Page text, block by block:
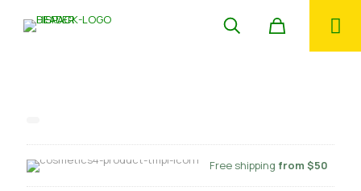
Free shipping from $50